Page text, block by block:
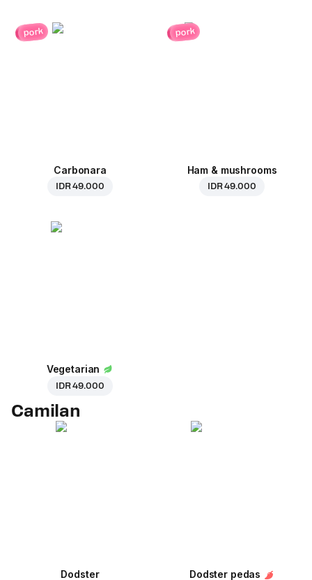
pork
Carbonara
IDR 49.000
pork
Ham & mushrooms
IDR 49.000
Vegetarian
IDR 49.000
Camilan
Dodster Dodster pedas